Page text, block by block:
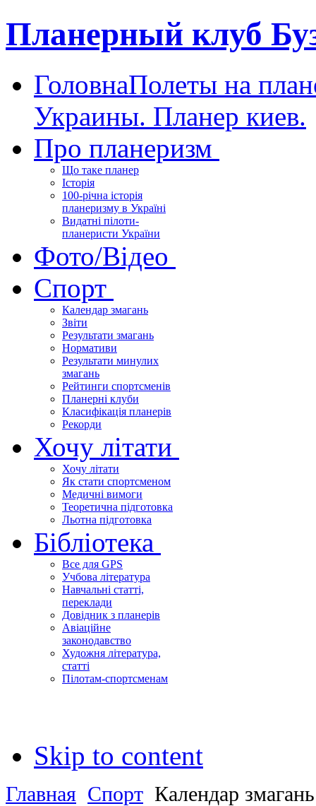
Планерный клуб
ГоловнаПолеты на
Украины. Планер киев.
Про планеризм
Що таке планер
Історія
100-річна історія
планеризму в Україні
Видатні пілоти-
планеристи України
Фото/Відео
Спорт
Календар змагань
Звіти
Результати змагань
Нормативи
Результати минулих
змагань
Рейтинги спортсменів
Планерні клуби
Класифікація планерів
Рекорди
Хочу літати
Хочу літати
Як стати спортсменом
Медичні вимоги
Теоретична підготовка
Льотна підготовка
Бібліотека
Все для GPS
Учбова література
Навчальні статті,
переклади
Довідник з планерів
Авіаційне
законодавство
Художня література,
статті
Пілотам-спортсменам
Skip to content
Главная Спорт Календар змагань